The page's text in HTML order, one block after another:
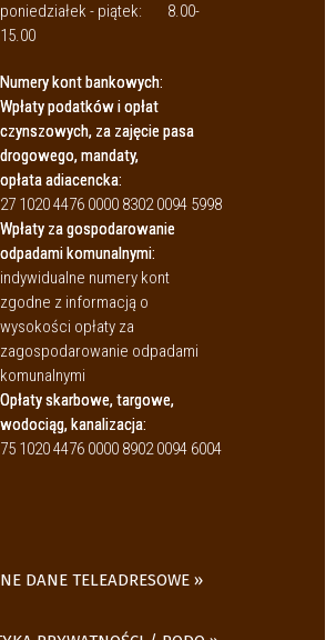
poniedziałek - piątek:
8.00-
15.00
Numery kont bankowych:
Wpłaty podatków i opłat
czynszowych, za zajęcie pasa
drogowego, mandaty,
opłata adiacencka:
27 1020 4476 0000 8302 0094 5998
Wpłaty za gospodarowanie
odpadami komunalnymi:
indywidualne numery kont
zgodne z informacją o
wysokości opłaty za
zagospodarowanie odpadami
komunalnymi
Opłaty skarbowe, targowe,
wodociąg, kanalizacja:
75 1020 4476 0000 8902 0094 6004
DANE TELEADRESOWE